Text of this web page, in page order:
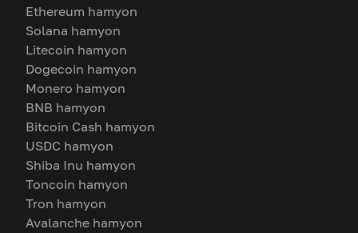
Ethereum hamyon
Solana hamyon
Litecoin hamyon
Dogecoin hamyon
Monero hamyon
BNB hamyon
Bitcoin Cash hamyon
USDC hamyon
Shiba Inu hamyon
Toncoin hamyon
Tron hamyon
Avalanche hamyon